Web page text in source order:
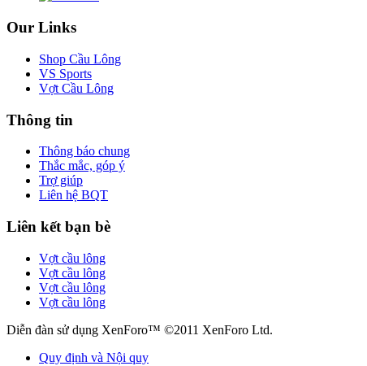
Our Links
Shop Cầu Lông
VS Sports
Vợt Cầu Lông
Thông tin
Thông báo chung
Thắc mắc, góp ý
Trợ giúp
Liên hệ BQT
Liên kết bạn bè
Vợt cầu lông
Vợt cầu lông
Vợt cầu lông
Vợt cầu lông
Diễn đàn sử dụng XenForo™ ©2011 XenForo Ltd.
Quy định và Nội quy